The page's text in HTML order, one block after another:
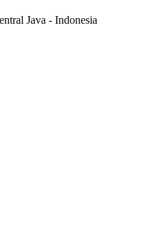
Java - Indonesia